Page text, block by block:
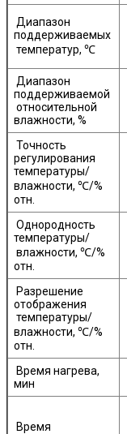
Диапазон
поддерживаемых
температур, ℃
Диапазон
поддерживаемой
относительной
влажности, %
Точность
регулирования
температуры/
влажности, ℃/%
отн.
Однородность
температуры/
влажности, ℃/%
отн.
Разрешение
отображения
температуры/
влажности, ℃/%
отн.
Время нагрева,
мин
Время